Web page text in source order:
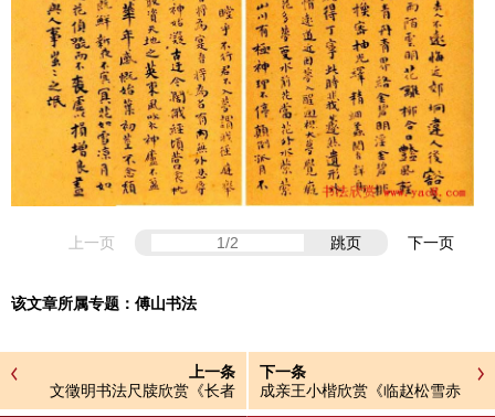
上一页 跳页 下一页
该文章所属专题： 傅山书法
上一条
文徵明书法尺牍欣赏《长者
帖》
下一条
成亲王小楷欣赏《临赵松雪赤
壁赋》